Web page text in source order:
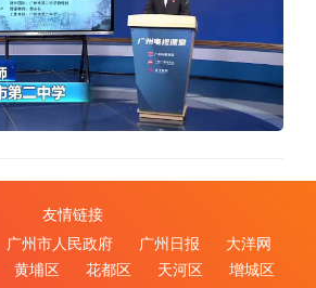
友情链接
广州市人民政府 广州日报
大洋网
黄埔区 花都区 天河区
增城区